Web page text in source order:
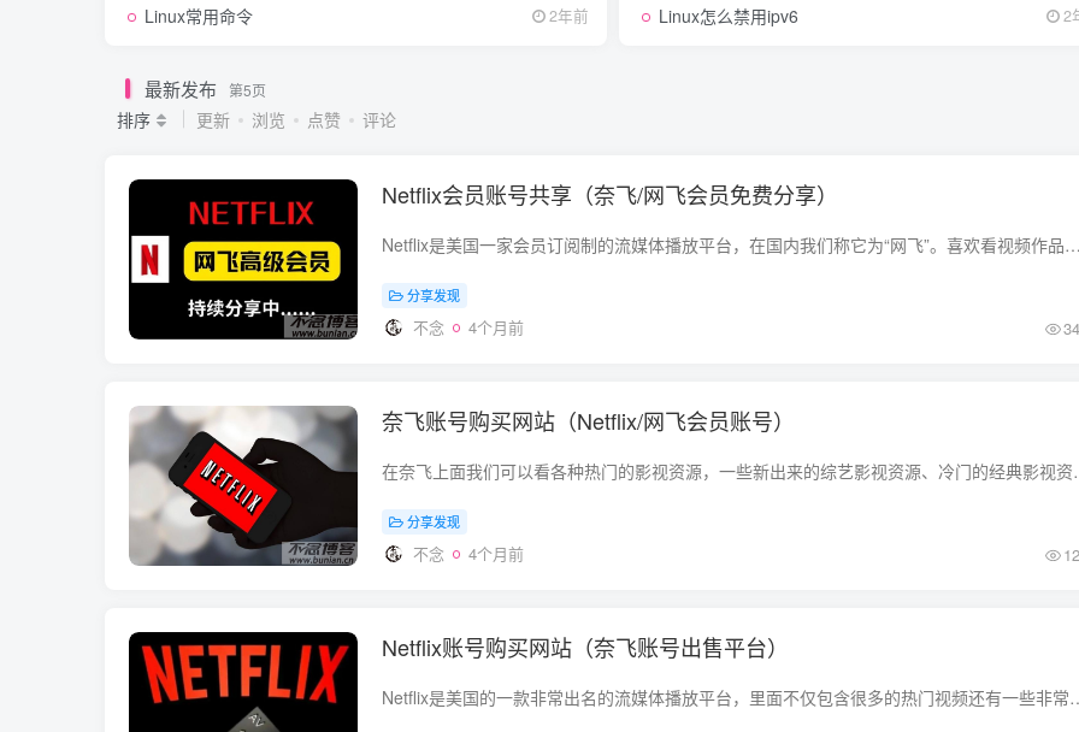
Linux常用命令 2年前 Linux怎么禁用ipv6 2
最新发布 第5页
排序 更新 浏览 点赞 评论
Netflix会员账号共享（奈飞/网飞会员免费分享）
Netflix是美国一家会员订阅制的流媒体播放平台，在国内我们称它为“网飞”。喜欢看视频作品的朋友一定对于它并不陌生，里面包含有很多的经典影视作品资源。但是我们都知道想要观看这些丰富的影...
分享发现
不念 4个月前
奈飞账号购买网站（Netflix/网飞会员账号）
在奈飞上面我们可以看各种热门的影视资
分享发现
不念 4个月前
Netflix账号购买网站（奈飞账号出售平台）
Netflix是美国的一款非常出名的流媒体播放平台，里面不仅包含很